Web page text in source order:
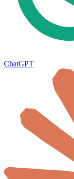
ChatGPT